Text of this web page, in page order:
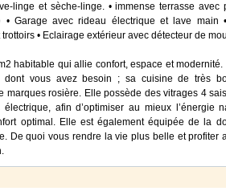
linge et sèche-linge. • immense terrasse avec
• Garage avec rideau électrique et lave main
• Eclairage extérieur avec détecteur de
habitable qui allie confort, espace et
dont vous avez besoin ; sa cuisine de très
marques rosière. Elle possède des vitrages 4
électrique, afin d’optimiser au mieux l’énergie
optimal. Elle est également équipée de la
De quoi vous rendre la vie plus belle et profiter